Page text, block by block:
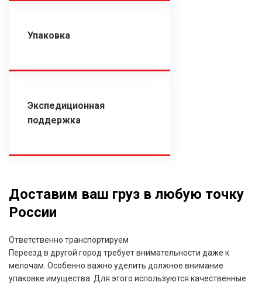
Упаковка
Экспедиционная
поддержка
Доставим ваш груз в любую точку
России
Ответственно транспортируем
Переезд в другой город требует внимательности даже к
мелочам. Особенно важно уделить должное внимание
упаковке имущества. Для этого используются качественные